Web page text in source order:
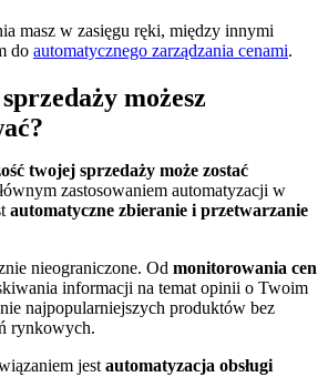
masz w zasięgu ręki, między innymi
do automatycznego zarządzania cenami.
możesz
twojej sprzedaży może zostać
zastosowaniem automatyzacji w
automatyczne zbieranie i przetwarzanie
nieograniczone. Od monitorowania cen
informacji na temat opinii o Twoim
najpopularniejszych produktów bez
rynkowych.
jest automatyzacja obsługi